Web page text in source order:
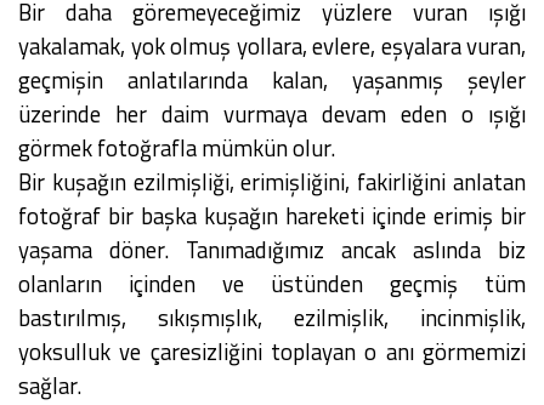
Bir daha göremeyeceğimiz yüzlere vuran ışığı
yakalamak, yok olmuş yollara, evlere, eşyalara vuran,
geçmişin anlatılarında kalan, yaşanmış şeyler
üzerinde her daim vurmaya devam eden o ışığı
görmek fotoğrafla mümkün olur.
Bir kuşağın ezilmişliği, erimişliğini, fakirliğini anlatan
fotoğraf bir başka kuşağın hareketi içinde erimiş bir
yaşama döner. Tanımadığımız ancak aslında biz
olanların içinden ve üstünden geçmiş tüm
bastırılmış, sıkışmışlık, ezilmişlik, incinmişlik,
yoksulluk ve çaresizliğini toplayan o anı görmemizi
sağlar.